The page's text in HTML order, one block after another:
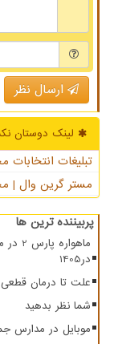
ارسال نظر
لینک دوستان
تبلیغات
مستر گرین وال |
پربیننده ترین ها
در1405
علت تا درمان
شما نظر بدهید
موبایل در مدارس